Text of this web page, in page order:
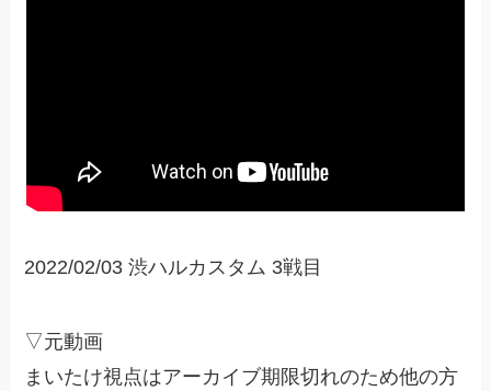
2022/02/03 渋ハルカスタム 3戦目
▽元動画
まいたけ視点はアーカイブ期限切れのため他の方